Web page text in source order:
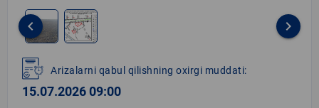
1
of
2
keyboard_arrow_left keyboard_arrow_right
Arizalarni qabul qilishning oxirgi muddati:
15.07.2026 09:00